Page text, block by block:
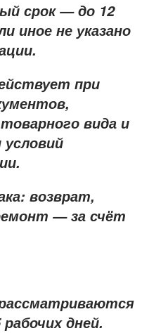
срок — до 12
иное не указано
при
вида и
возврат,
—за счёт
рабочих дней.